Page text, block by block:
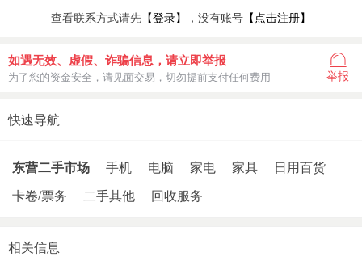
查看联系方式请先 【登录】 ，没有账号 【点击注册】
如遇无效、虚假、诈骗信息，请立即举报
为了您的资金安全，请见面交易，切勿提前支付任何费用 举报
快速导航
东营二手市场 手机 电脑 家电 家具
日用百货
卡卷/票务
二手其他 回收服务
相关信息